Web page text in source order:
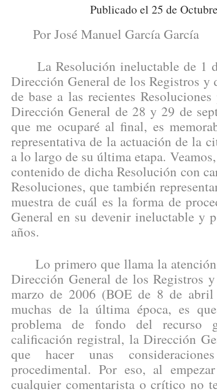
Publicado el 25 de
Por José Manuel García García
La Resolución ineluctable de 1
Dirección General de los Registros
de base a las recientes
Dirección General de 28 y 29 de
que me ocuparé al final, es
representativa de la actuación de la
a lo largo de su última etapa.
contenido de dicha Resolución con
Resoluciones, que también
muestra de cuál es la forma de
General en su devenir ineluctable y
años.
Lo primero que llama la atención
Dirección General de los Registros
marzo de 2006 (BOE de 8 de
muchas de la última época, es
problema de fondo del recurso
calificación registral, la Dirección
que hacer unas
procedimental. Por eso, al
cualquier comentarista o crítico no